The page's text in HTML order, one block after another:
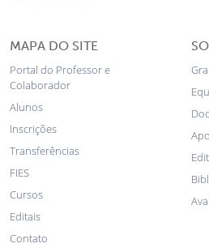
MAPA DO SITE
Portal do Professor e
Colaborador
Alunos
Inscrições
Transferências
FIES
Cursos
Editais
Contato